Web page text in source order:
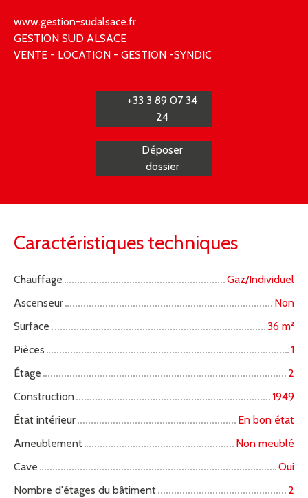
www.gestion-sudalsace.fr
GESTION SUD ALSACE
VENTE - LOCATION - GESTION -SYNDIC
+33 3 89 07 34
24
Déposer
dossier
Caractéristiques techniques
Chauffage
Gaz/Individuel
Ascenseur
Non
Surface
36 m²
Pièces
1
Étage
2
Construction
1949
État intérieur
En bon état
Ameublement
Non meublé
Cave
Oui
Nombre d'étages du bâtiment
2